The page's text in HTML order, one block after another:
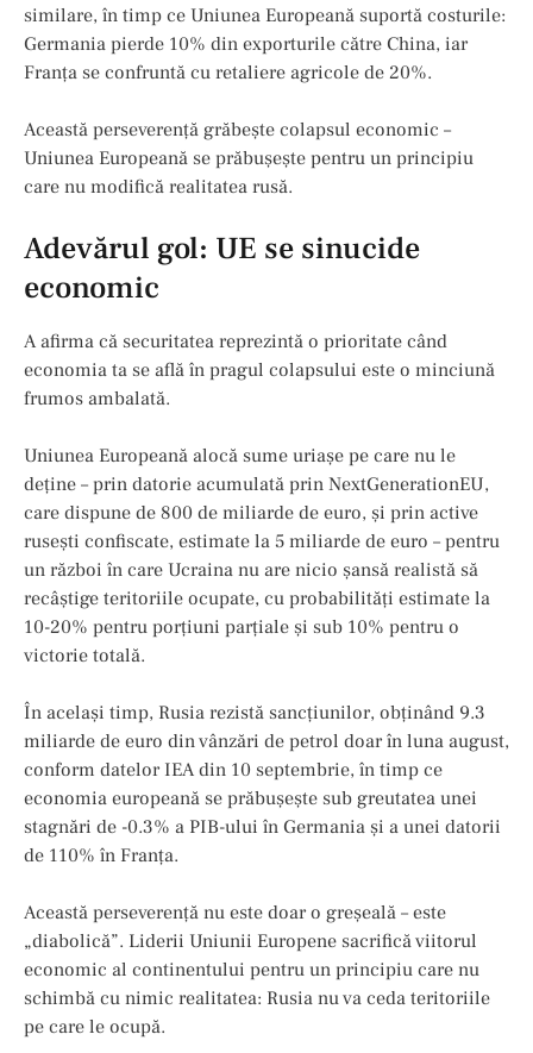
similare, în timp ce Uniunea Europeană suportă costurile:
Germania pierde 10% din exporturile către China, iar
Franța se confruntă cu retaliere agricole de 20%.
Această perseverență grăbește colapsul economic –
Uniunea Europeană se prăbușește pentru un principiu
care nu modifică realitatea rusă.
Adevărul gol: UE se sinucide
economic
A afirma că securitatea reprezintă o prioritate când
economia ta se află în pragul colapsului este o minciună
frumos ambalată.
Uniunea Europeană alocă sume uriașe pe care nu le
deține – prin datorie acumulată prin NextGenerationEU,
care dispune de 800 de miliarde de euro, și prin active
rusești confiscate, estimate la 5 miliarde de euro – pentru
un război în care Ucraina nu are nicio șansă realistă să
recâștige teritoriile ocupate, cu probabilități estimate la
10-20% pentru porțiuni parțiale și sub 10% pentru o
victorie totală.
În același timp, Rusia rezistă sancțiunilor, obținând 9.3
miliarde de euro din vânzări de petrol doar în luna august,
conform datelor IEA din 10 septembrie, în timp ce
economia europeană se prăbușește sub greutatea unei
stagnări de -0.3% a PIB-ului în Germania și a unei datorii
de 110% în Franța.
Această perseverență nu este doar o greșeală – este
„diabolică”. Liderii Uniunii Europene sacrifică viitorul
economic al continentului pentru un principiu care nu
schimbă cu nimic realitatea: Rusia nu va ceda teritoriile
pe care le ocupă.